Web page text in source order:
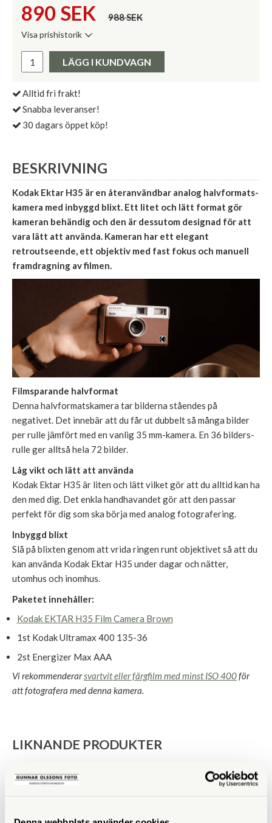
890 SEK 988 SEK
Visa prishistorik
Pris:
LÄGG I KUNDVAGN
Alltid fri frakt!
Snabba leveranser!
30 dagars öppet köp!
BESKRIVNING
Kodak Ektar H35 är en återanvändbar analog halvformats-
kamera med inbyggd blixt. Ett litet och lätt format gör
kameran behändig och den är dessutom designad för att
vara lätt att använda. Kameran har ett elegant
retroutseende, ett objektiv med fast fokus och manuell
framdragning av filmen.
Filmsparande halvformat
Denna halvformatskamera tar bilderna ståendes på
negativet. Det innebär att du får ut dubbelt så många bilder
per rulle jämfört med en vanlig 35 mm-kamera. En 36 bilders-
rulle ger alltså hela 72 bilder.
Låg vikt och lätt att använda
Kodak Ektar H35 är liten och lätt vilket gör att du alltid kan ha
den med dig. Det enkla handhavandet gör att den passar
perfekt för dig som ska börja med analog fotografering.
Inbyggd blixt
Slå på blixten genom att vrida ringen runt objektivet så att du
kan använda Kodak Ektar H35 under dagar och nätter,
utomhus och inomhus.
Paketet innehåller:
Kodak EKTAR H35 Film Camera Brown
1st Kodak Ultramax 400 135-36
2st Energizer Max AAA
Vi rekommenderarsvartvit eller färgfilm med minst ISO 400för
att fotografera med denna kamera.
LIKNANDE PRODUKTER